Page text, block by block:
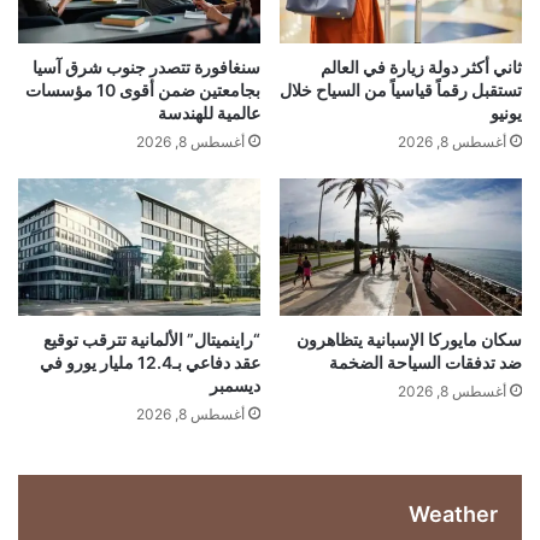
تبادل لأسرى الحرب 1000 مقابل 1000
بدوره، أكد الرئيس الأوكراني فولوديمير زيلينسكي اليوم
الجمعة التوصل إلى وقف لإطلاق النار ثلاثة أيام مع روسيا
في إطار الجهود الأميركية للتفاوض على إنهاء الحرب
المستمرة منذ أكثر من أربع سنوات.
وقال زيلينسكي، في منشور على تيليغرام، إن كلا الجانبين
سيتبادلان 1000 أسير حرب، مع بقاء القضايا الإنسانية
أولوية رئيسية لأوكرانيا.
كما كتب زيلينسكي “لهذا السبب، تلقينا اليوم، في إطار
ي
ة
ا
ع
م
م
ت
ا
و
ك
ث
ف
ة
ي
إ
س
ئ
ي
ل
و
ل
ثاني أكثر دولة زيارة في العالم
تستقبل رقماً قياسياً من السياح خلال
يونيو
أغسطس 8, 2026
سنغافورة تتصدر جنوب شرق آسيا
بجامعتين ضمن أقوى 10 مؤسسات
عالمية للهندسة
أغسطس 8, 2026
سكان مايوركا الإسبانية يتظاهرون
ضد تدفقات السياحة الضخمة
أغسطس 8, 2026
“راينميتال” الألمانية تترقب توقيع
عقد دفاعي بـ12.4 مليار يورو في
ديسمبر
أغسطس 8, 2026
Weather